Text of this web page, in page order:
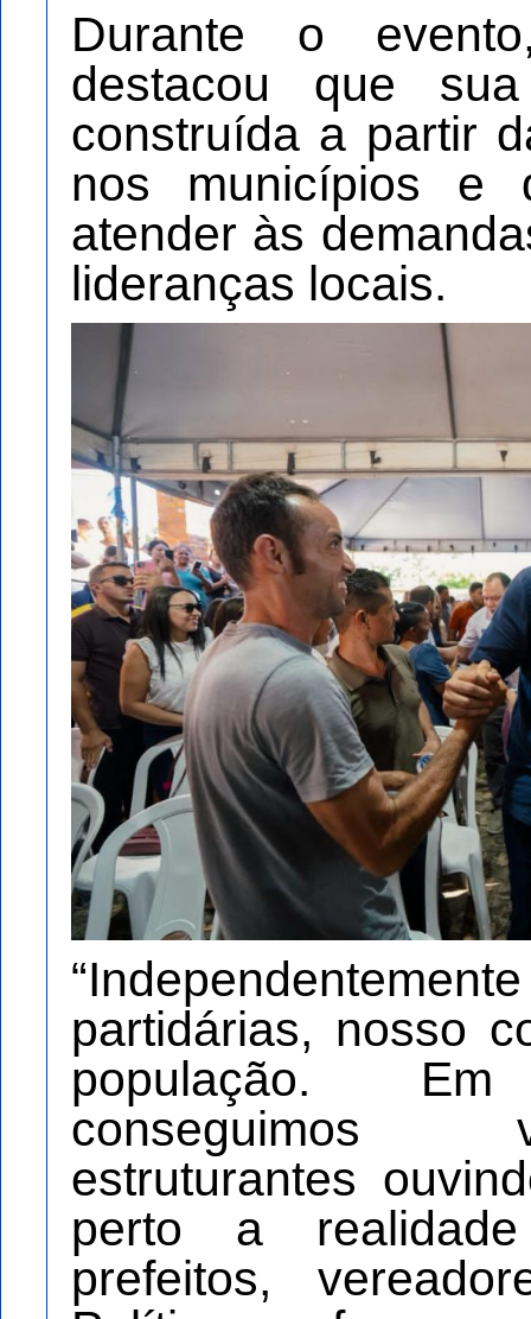
Durante o
destacou que
construída a partir
nos municípios e
atender às
lideranças locais.
partidárias, nosso
população.
conseguimos
estruturantes
perto a
prefeitos,